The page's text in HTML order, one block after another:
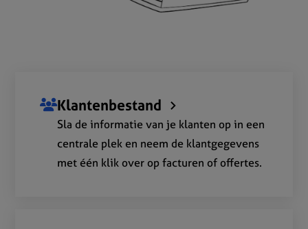
Klantenbestand
Sla de informatie van je klanten op in een
centrale plek en neem de klantgegevens
met één klik over op facturen of offertes.